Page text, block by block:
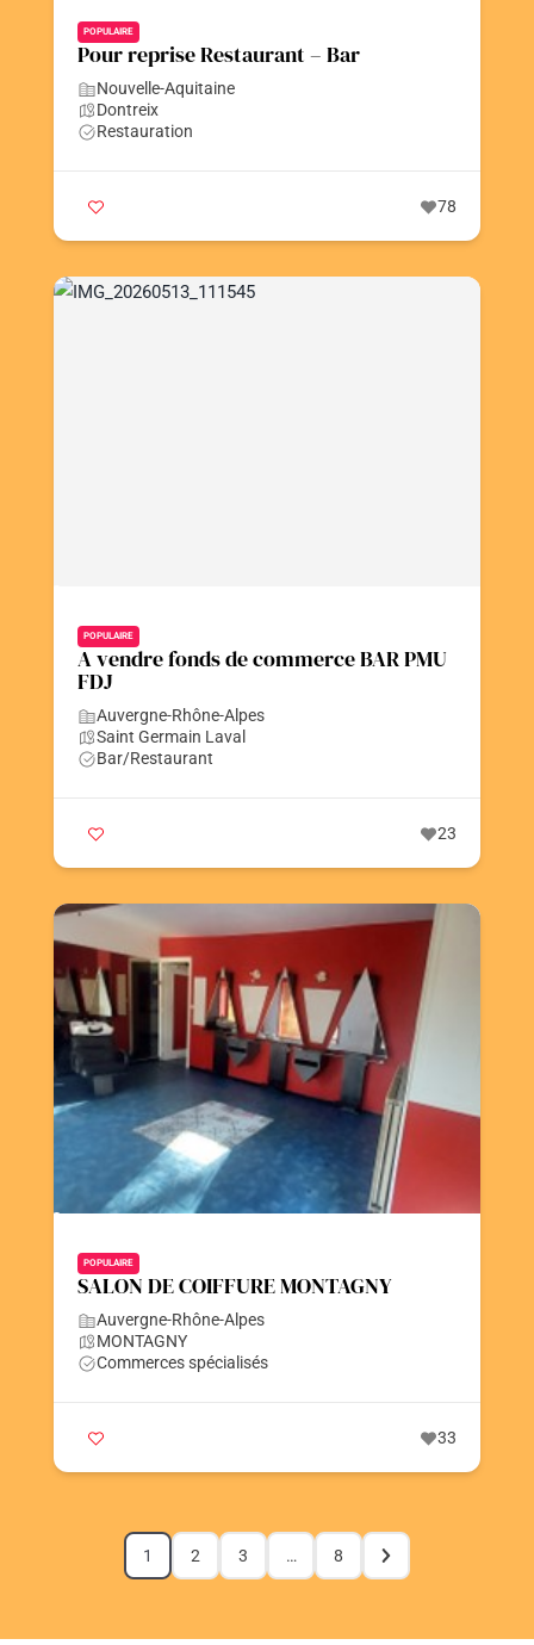
POPULAIRE
Pour reprise Restaurant – Bar
Nouvelle-Aquitaine
Dontreix
Restauration
78
POPULAIRE
A vendre fonds de commerce BAR PMU
FDJ
Auvergne-Rhône-Alpes
Saint Germain Laval
Bar/Restaurant
23
POPULAIRE
SALON DE COIFFURE MONTAGNY
Auvergne-Rhône-Alpes
MONTAGNY
Commerces spécialisés
33
1 2 3 … 8